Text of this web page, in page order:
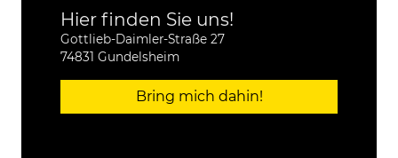
Hier finden Sie uns!
Gottlieb-Daimler-Straße 27
74831 Gundelsheim
Bring mich dahin!